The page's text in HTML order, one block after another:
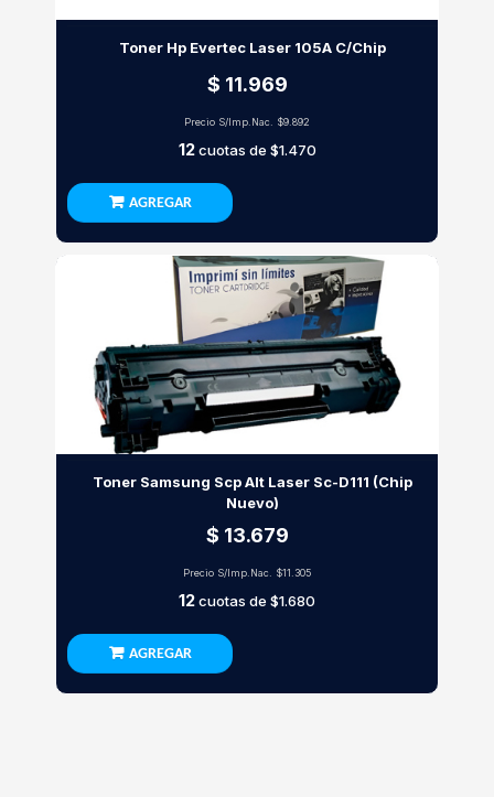
Toner Hp Evertec Laser 105A C/Chip
$ 11.969
Precio S/Imp.Nac. $9.892
12cuotas de $1.470
AGREGAR
Toner Samsung Scp Alt Laser Sc-D111 (Chip
Nuevo)
$ 13.679
Precio S/Imp.Nac. $11.305
12cuotas de $1.680
AGREGAR